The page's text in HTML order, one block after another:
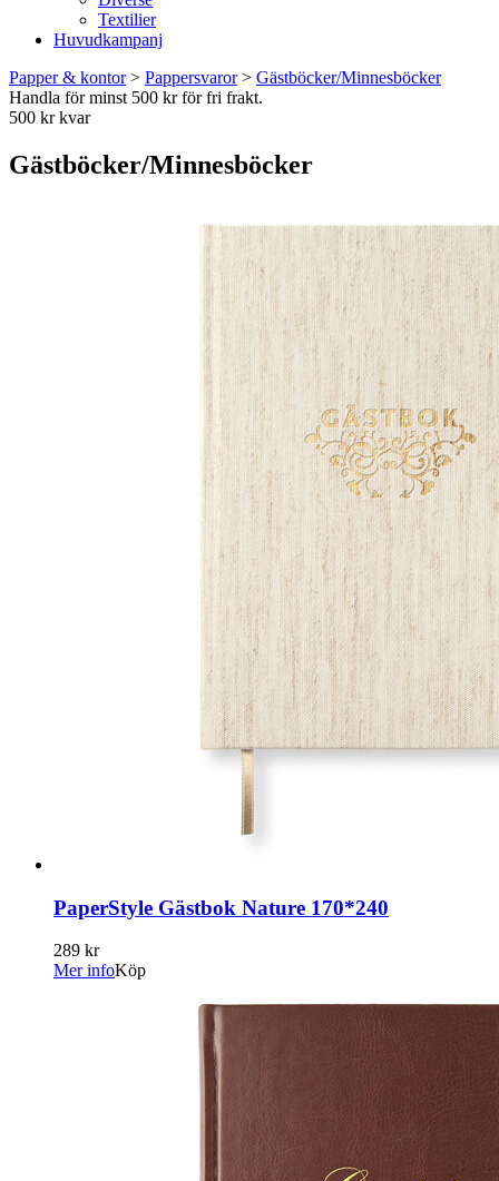
Textilier
Huvudkampanj
Papper & kontor> Pappersvaror> Gästböcker/Minnesböcker
Handla för minst 500 kr för fri frakt.
500 kr kvar
Gästböcker/Minnesböcker
PaperStyle Gästbok Nature 170*240
289 kr
Mer infoKöp